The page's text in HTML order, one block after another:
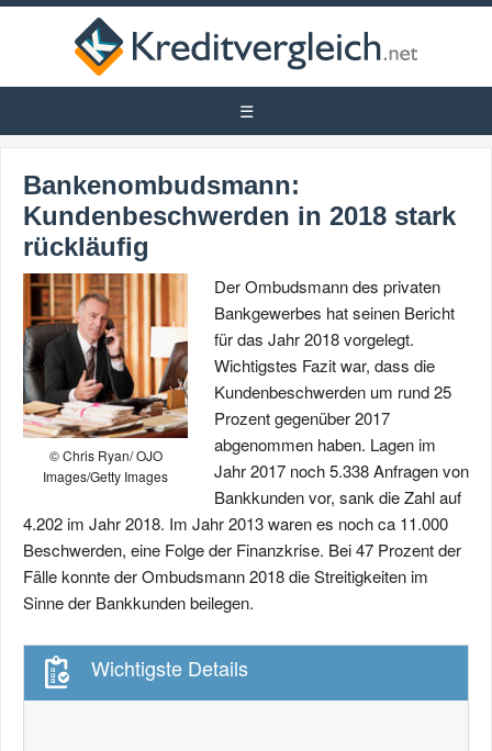
Bankenombudsmann:
Kundenbeschwerden in 2018 stark
rückläufig
© Chris Ryan/ OJO
Images/Getty Images
Der Ombudsmann des privaten
Bankgewerbes hat seinen Bericht
für das Jahr 2018 vorgelegt.
Wichtigstes Fazit war, dass die
Kundenbeschwerden um rund 25
Prozent gegenüber 2017
abgenommen haben. Lagen im
Jahr 2017 noch 5.338 Anfragen von
Bankkunden vor, sank die Zahl auf
4.202 im Jahr 2018. Im Jahr 2013 waren es noch ca 11.000
Beschwerden, eine Folge der Finanzkrise. Bei 47 Prozent der
Fälle konnte der Ombudsmann 2018 die Streitigkeiten im
Sinne der Bankkunden beilegen.
Wichtigste Details